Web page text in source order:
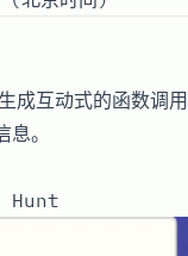
成互动式的函数调用
。
Hunt